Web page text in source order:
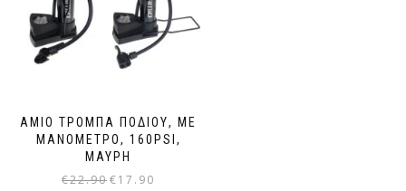
ΑΜΙΟ ΤΡΌΜΠΑ ΠΟΔΙΟΎ, ΜΕ
ΜΑΝΌΜΕΤΡΟ, 160PSI,
ΜΑΎΡΗ
€22.90 Original
€17.90